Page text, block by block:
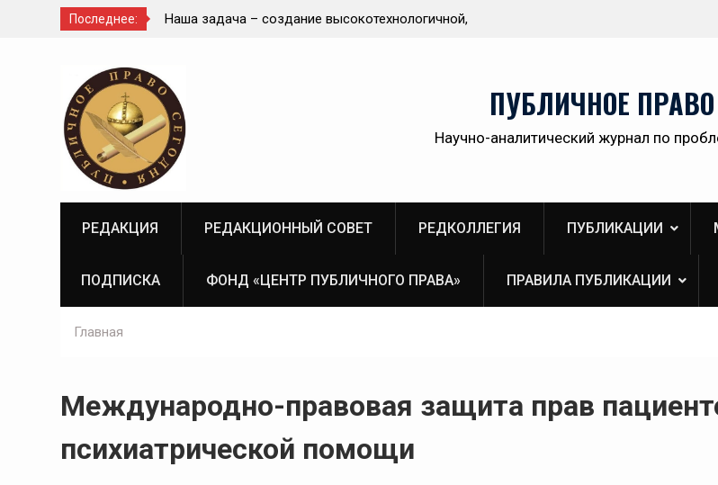
Последнее:
высокотехнологичной,
Приветствие Статс-секретаря -заместителя
содержимому
ПУБЛИЧНОЕ
Научно-аналитический журнал по
РЕДАКЦИЯ РЕДАКЦИОННЫЙ СОВЕТ РЕДКОЛЛЕГИЯ ПУБЛИКАЦИИ
ПОДПИСКА ФОНД «ЦЕНТР ПУБЛИЧНОГО ПРАВА» ПРАВИЛА ПУБЛИКАЦИИ
Главная
Международно-правовая защита прав
психиатрической помощи